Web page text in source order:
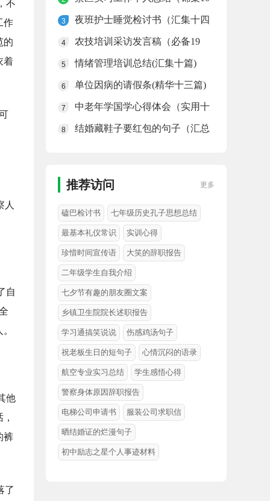
不
作
的
着
人
自
他
裤
了
3
夜班护士睡觉检讨书（汇集十四
4
农技培训采访发言稿（必备19
5 情绪管理培训总结(汇集十篇)
6 单位因病的请假条(精华十三篇)
7
中老年学国学心得体会（实用十
8
结婚藏鞋子要红包的句子（汇总
推荐访问 更多
磕巴检讨书 七年级历史孔子思想总结
最基本礼仪常识 实训心得
珍惜时间宣传语 大笑的辞职报告
二年级学生自我介绍
七夕节有趣的朋友圈文案
乡镇卫生院院长述职报告
学习通搞笑说说 伤感鸡汤句子
祝老板生日的短句子 心情沉闷的语录
航空专业实习总结 学生感悟心得
警察身体原因辞职报告
电梯公司申请书 服装公司求职信
晒结婚证的烂漫句子
初中励志之星个人事迹材料